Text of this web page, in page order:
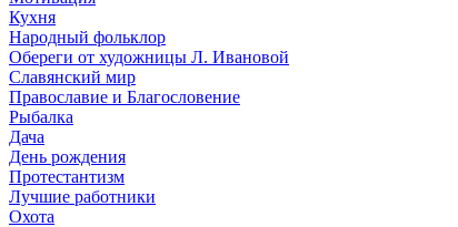
Кухня
Народный фольклор
Обереги от художницы Л. Ивановой
Славянский мир
Православие и Благословение
Рыбалка
Дача
День рождения
Протестантизм
Лучшие работники
Охота